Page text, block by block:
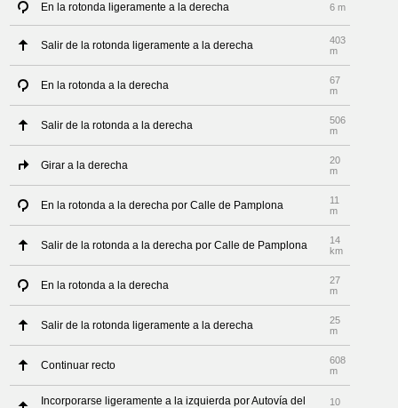
En la rotonda ligeramente a la derecha 6 m
Salir de la rotonda ligeramente a la derecha
403
m
En la rotonda a la derecha
67
m
Salir de la rotonda a la derecha
506
m
Girar a la derecha
20
m
En la rotonda a la derecha por Calle de Pamplona
11
m
Salir de la rotonda a la derecha por Calle de Pamplona
14
km
En la rotonda a la derecha
27
m
Salir de la rotonda ligeramente a la derecha
25
m
Continuar recto
608
m
Incorporarse ligeramente a la izquierda por Autovía del
10